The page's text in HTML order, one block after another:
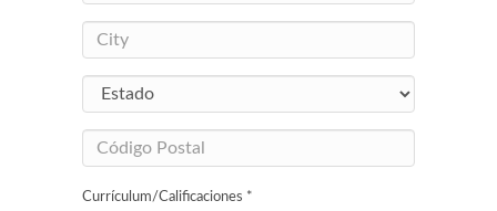
Currículum/Calificaciones *